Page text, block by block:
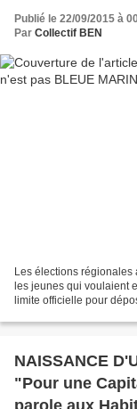
Publié le 22/09/2015 à
Par Collectif BEN
Les élections régionales
les jeunes qui voulaient
limite officielle pour
NAISSANCE
"Pour une
parole aux